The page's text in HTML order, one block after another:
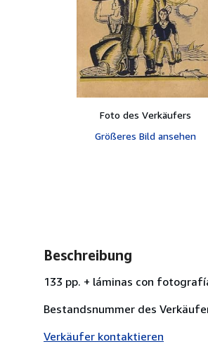
Foto des Verkäufers
Größeres Bild ansehen
Beschreibung
133 pp. + láminas con
Bestandsnummer des
Verkäufer kontaktieren